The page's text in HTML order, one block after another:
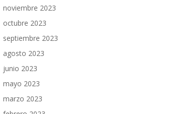
noviembre 2023
octubre 2023
septiembre 2023
agosto 2023
junio 2023
mayo 2023
marzo 2023